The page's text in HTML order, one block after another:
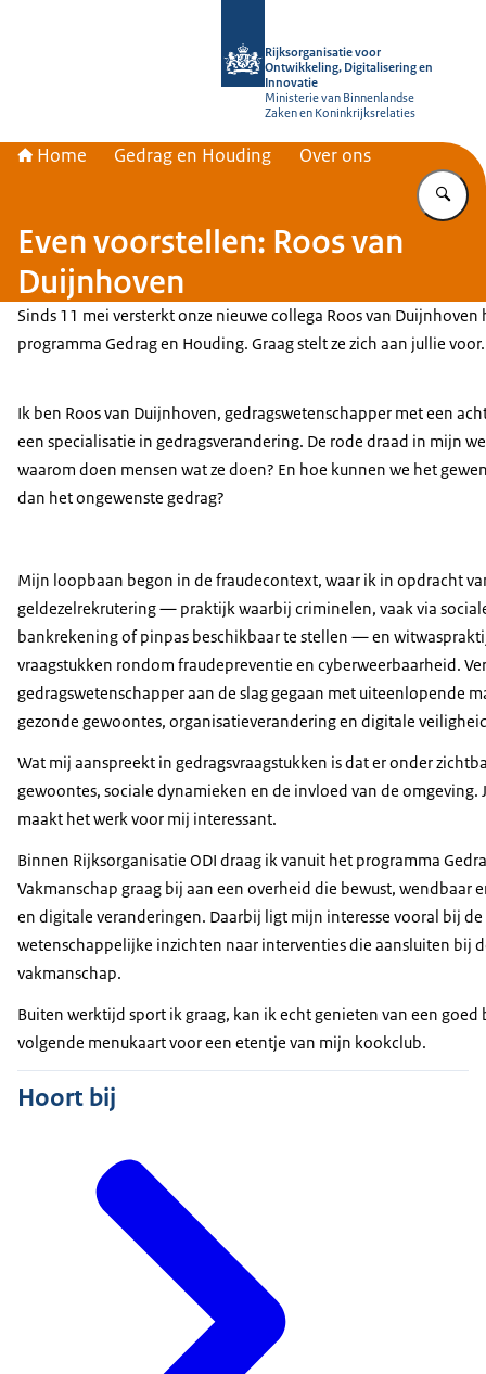
Rijksorganisatie voor
Ontwikkeling, Digitalisering en
Innovatie
Ministerie van Binnenlandse
Zaken en Koninkrijksrelaties
Home Gedrag en Houding Over ons
Even voorstellen: Roos van
Duijnhoven
Sinds 11 mei versterkt onze nieuwe collega Roos van Duijnhoven
programma Gedrag en Houding. Graag stelt ze zich aan jullie voor.
Ik ben Roos van Duijnhoven, gedragswetenschapper met een
een specialisatie in gedragsverandering. De rode draad in mijn
waarom doen mensen wat ze doen? En hoe kunnen we het
dan het ongewenste gedrag?
Mijn loopbaan begon in de fraudecontext, waar ik in opdracht
geldezelrekrutering — praktijk waarbij criminelen, vaak via
bankrekening of pinpas beschikbaar te stellen — en
vraagstukken rondom fraudepreventie en cyberweerbaarheid.
gedragswetenschapper aan de slag gegaan met uiteenlopende
gezonde gewoontes, organisatieverandering en digitale
Wat mij aanspreekt in gedragsvraagstukken is dat er onder
gewoontes, sociale dynamieken en de invloed van de
maakt het werk voor mij interessant.
Binnen Rijksorganisatie ODI draag ik vanuit het programma
Vakmanschap graag bij aan een overheid die bewust, wendbaar
en digitale veranderingen. Daarbij ligt mijn interesse vooral bij
wetenschappelijke inzichten naar interventies die aansluiten bij
vakmanschap.
Buiten werktijd sport ik graag, kan ik echt genieten van een
volgende menukaart voor een etentje van mijn kookclub.
Hoort bij